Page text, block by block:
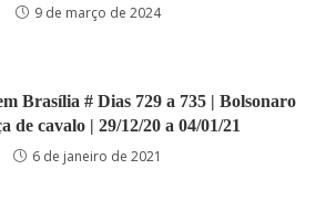
9 de março de 2024
Brasília # Dias 729 a 735 | Bolsonaro
de cavalo | 29/12/20 a 04/01/21
6 de janeiro de 2021